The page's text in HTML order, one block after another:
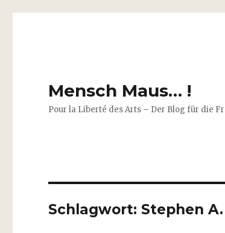
Mensch Maus… !
Pour la Liberté des Arts – Der Blog für die
Schlagwort: Stephen